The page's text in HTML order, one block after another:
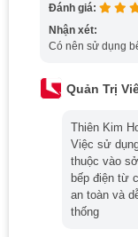
lâu dài
Gợi ý các
Bếp từ
Báo giá
Kim Home
Câu hỏi
Bếp từ có
Bếp điện
Đánh giá:
Nhận xét:
Có nên sử dụng
Quản Trị
Thiên Kim
Việc sử
thuộc vào
bếp điện từ
an toàn và
thống